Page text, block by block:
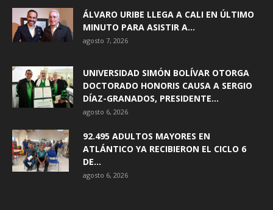
ÁLVARO URIBE LLEGA A CALI EN ÚLTIMO
MINUTO PARA ASISTIR A...
agosto 7, 2026
UNIVERSIDAD SIMÓN BOLÍVAR OTORGA
DOCTORADO HONORIS CAUSA A SERGIO
DÍAZ-GRANADOS, PRESIDENTE...
agosto 6, 2026
92.495 ADULTOS MAYORES EN
ATLÁNTICO YA RECIBIERON EL CICLO 6
DE...
agosto 6, 2026